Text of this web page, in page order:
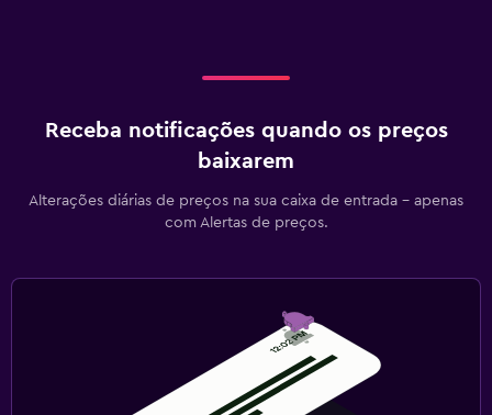
Receba notificações quando os preços
baixarem
Alterações diárias de preços na sua caixa de entrada - apenas
com Alertas de preços.